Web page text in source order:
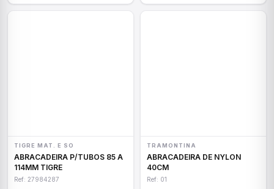
TIGRE MAT. E SO
ABRACADEIRA P/TUBOS 85 A
114MM TIGRE
Ref: 27984287
TRAMONTINA
ABRACADEIRA DE NYLON
40CM
Ref: 01